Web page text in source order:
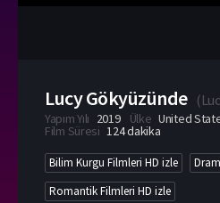
Lucy Gökyüzünde (
Yapım Yılı 2019 Ülke United
Film Süresi 124 dakika
Bilim Kurgu Filmleri HD izle
Romantik Filmleri HD izle